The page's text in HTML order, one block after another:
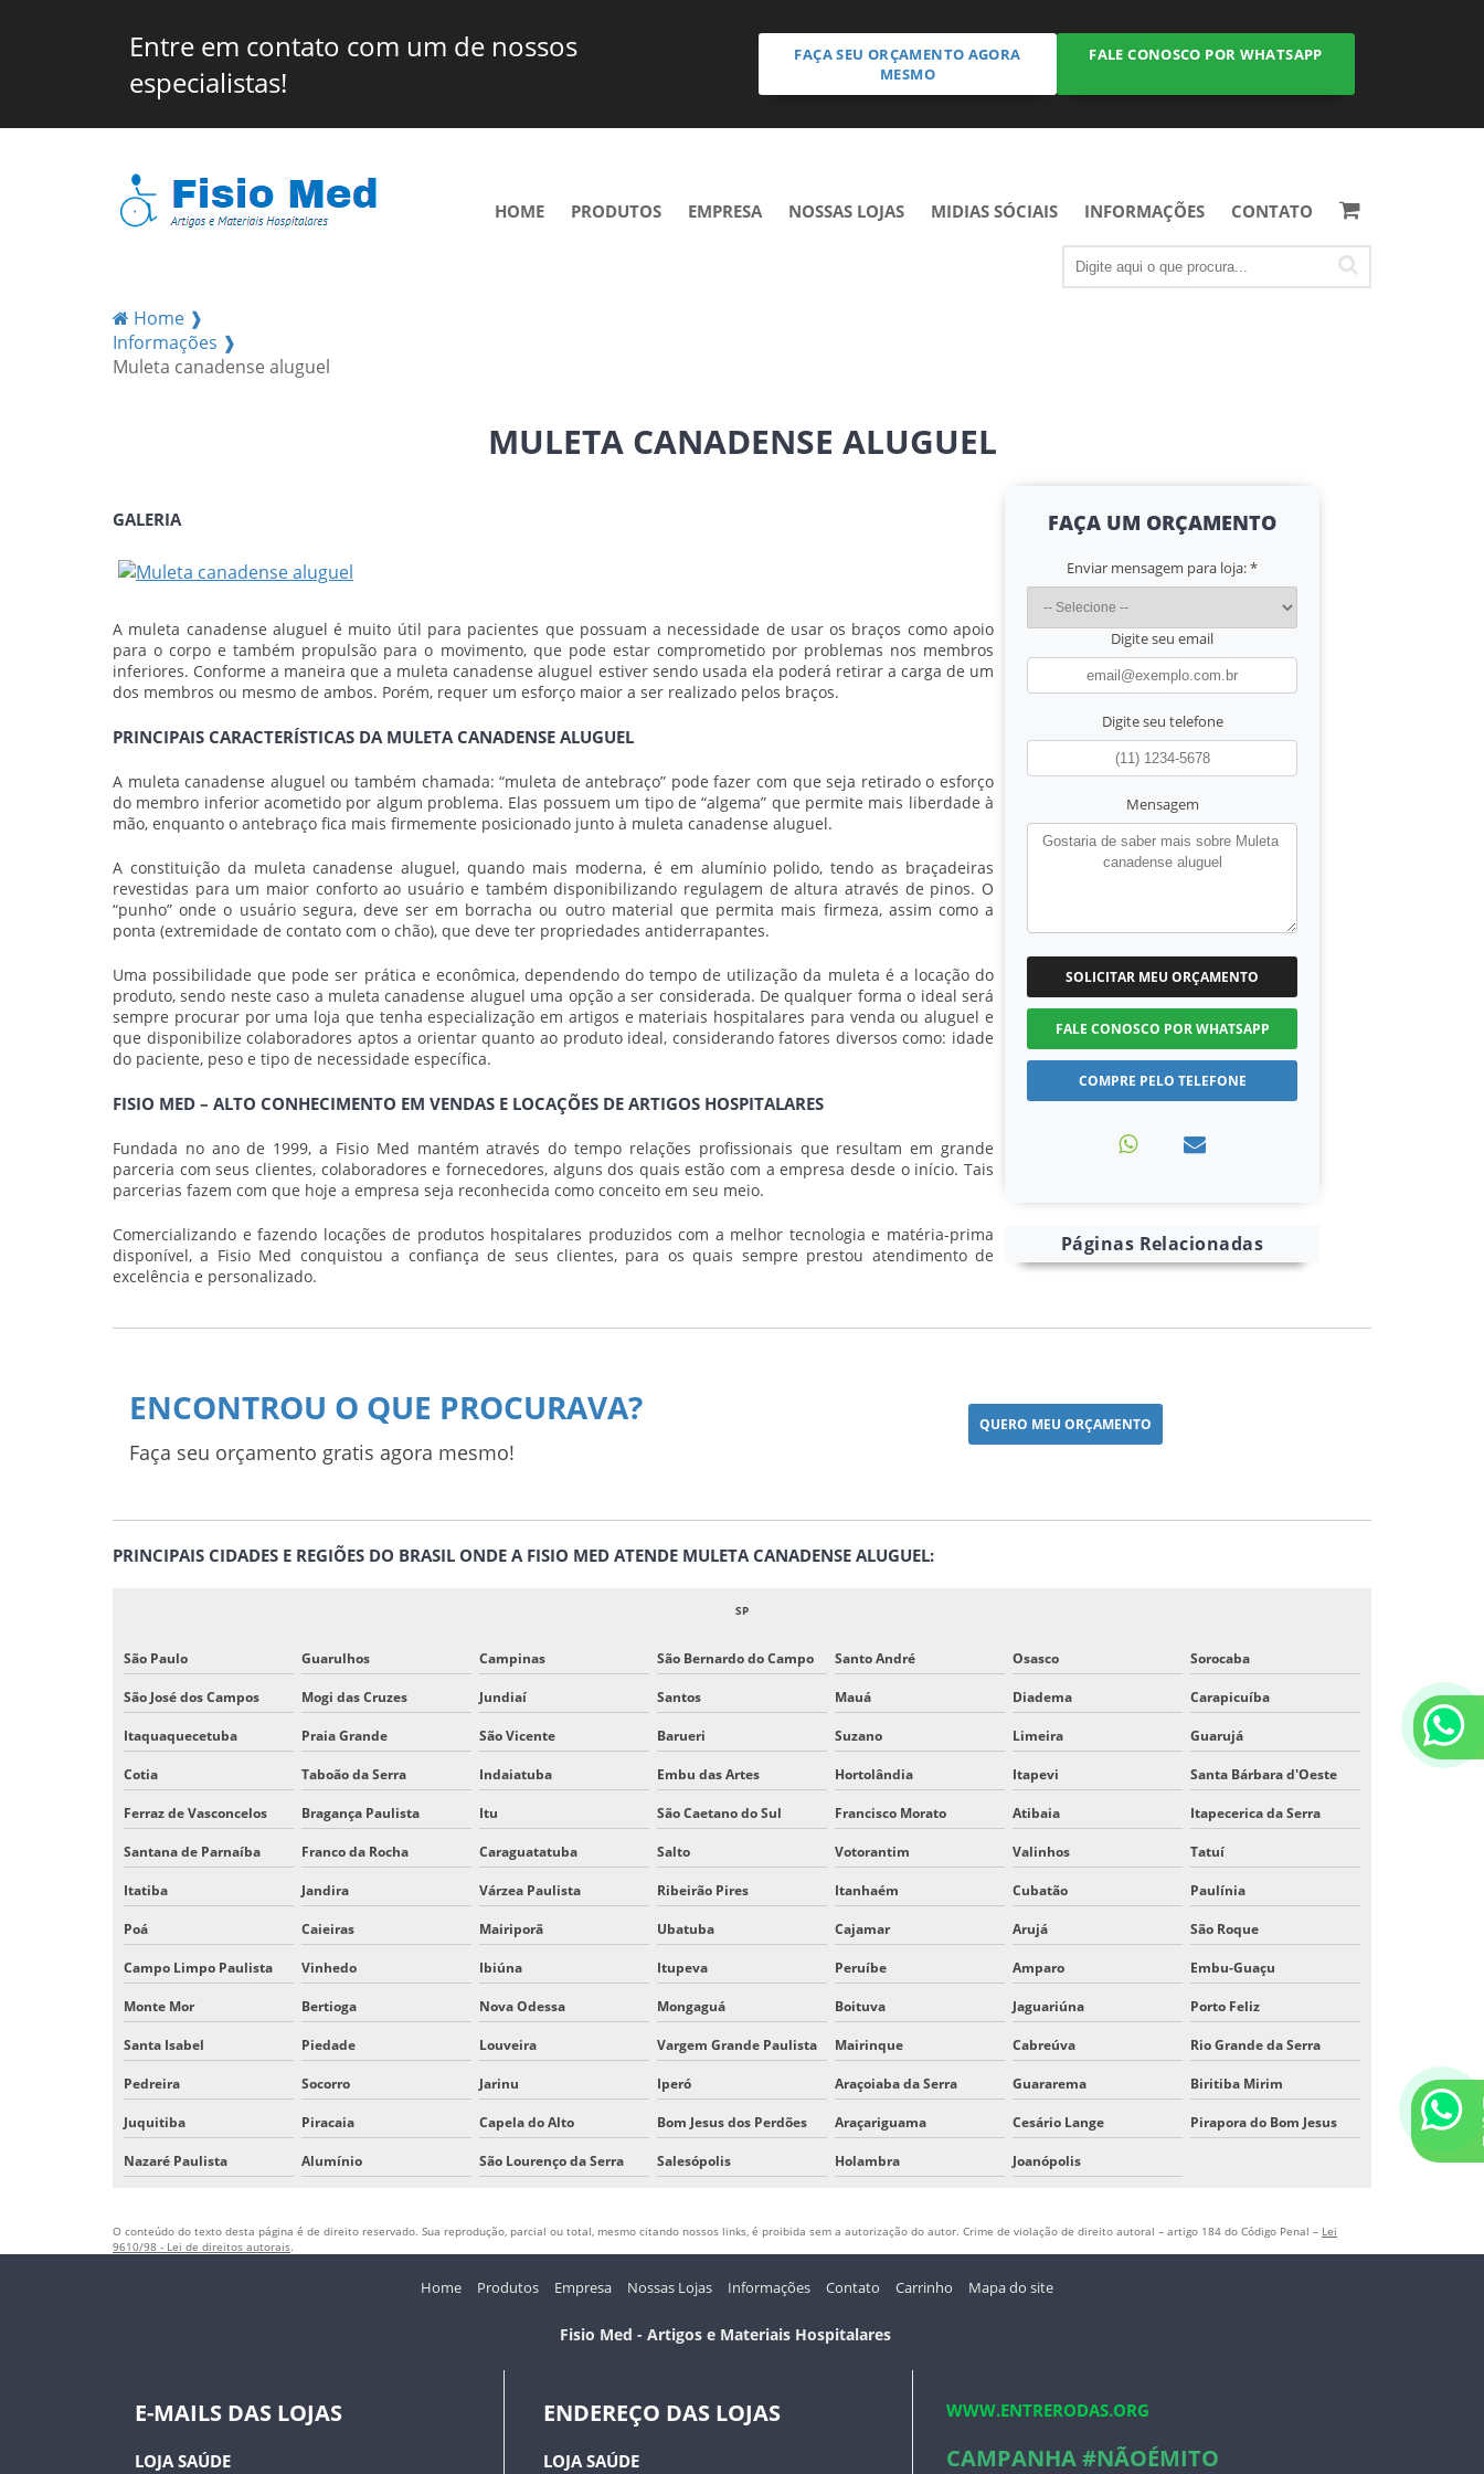
Entre em contato com um de nossos
especialistas!
FAÇA SEU ORÇAMENTO AGORA
MESMO
FALE CONOSCO POR WHATSAPP
HOME PRODUTOS EMPRESA NOSSAS LOJAS MIDIAS SÓCIAIS INFORMAÇÕES CONTATO
Home ❱
Informações ❱
Muleta canadense aluguel
MULETA CANADENSE ALUGUEL
GALERIA
A muleta canadense aluguel é muito útil para pacientes que possuam a necessidade de usar os braços como apoio
para o corpo e também propulsão para o movimento, que pode estar comprometido por problemas nos membros
inferiores. Conforme a maneira que a muleta canadense aluguel estiver sendo usada ela poderá retirar a carga de um
dos membros ou mesmo de ambos. Porém, requer um esforço maior a ser realizado pelos braços.
PRINCIPAIS CARACTERÍSTICAS DA MULETA CANADENSE ALUGUEL
A muleta canadense aluguel ou também chamada: “muleta de antebraço” pode fazer com que seja retirado o esforço
do membro inferior acometido por algum problema. Elas possuem um tipo de “algema” que permite mais liberdade à
mão, enquanto o antebraço fica mais firmemente posicionado junto à muleta canadense aluguel.
A constituição da muleta canadense aluguel, quando mais moderna, é em alumínio polido, tendo as braçadeiras
revestidas para um maior conforto ao usuário e também disponibilizando regulagem de altura através de pinos. O
“punho” onde o usuário segura, deve ser em borracha ou outro material que permita mais firmeza, assim como a
ponta (extremidade de contato com o chão), que deve ter propriedades antiderrapantes.
Uma possibilidade que pode ser prática e econômica, dependendo do tempo de utilização da muleta é a locação do
produto, sendo neste caso a muleta canadense aluguel uma opção a ser considerada. De qualquer forma o ideal será
sempre procurar por uma loja que tenha especialização em artigos e materiais hospitalares para venda ou aluguel e
que disponibilize colaboradores aptos a orientar quanto ao produto ideal, considerando fatores diversos como: idade
do paciente, peso e tipo de necessidade específica.
FISIO MED – ALTO CONHECIMENTO EM VENDAS E LOCAÇÕES DE ARTIGOS HOSPITALARES
Fundada no ano de 1999, a Fisio Med mantém através do tempo relações profissionais que resultam em grande
parceria com seus clientes, colaboradores e fornecedores, alguns dos quais estão com a empresa desde o início. Tais
parcerias fazem com que hoje a empresa seja reconhecida como conceito em seu meio.
Comercializando e fazendo locações de produtos hospitalares produzidos com a melhor tecnologia e matéria-prima
disponível, a Fisio Med conquistou a confiança de seus clientes, para os quais sempre prestou atendimento de
excelência e personalizado.
FAÇA UM ORÇAMENTO
Enviar mensagem para loja:*
Digite seu email
Digite seu telefone
Mensagem
SOLICITAR MEU ORÇAMENTO
FALE CONOSCO POR WHATSAPP
COMPRE PELO TELEFONE
Páginas Relacionadas
ENCONTROU O QUE PROCURAVA?
Faça seu orçamento gratis agora mesmo!
QUERO MEU ORÇAMENTO
PRINCIPAIS CIDADES E REGIÕES DO BRASIL ONDE A FISIO MED ATENDE MULETA CANADENSE ALUGUEL:
SP
São Paulo Guarulhos Campinas São Bernardo do Campo Santo André Osasco Sorocaba
São José dos Campos Mogi das Cruzes Jundiaí Santos Mauá Diadema Carapicuíba
Itaquaquecetuba Praia Grande São Vicente Barueri Suzano Limeira Guarujá
Cotia Taboão da Serra Indaiatuba Embu das Artes Hortolândia Itapevi Santa Bárbara d'Oeste
Ferraz de Vasconcelos Bragança Paulista Itu São Caetano do Sul Francisco Morato Atibaia Itapecerica da Serra
Santana de Parnaíba Franco da Rocha Caraguatatuba Salto Votorantim Valinhos Tatuí
Itatiba Jandira Várzea Paulista Ribeirão Pires Itanhaém Cubatão Paulínia
Poá Caieiras Mairiporã Ubatuba Cajamar Arujá São Roque
Campo Limpo Paulista Vinhedo Ibiúna Itupeva Peruíbe Amparo Embu-Guaçu
Monte Mor Bertioga Nova Odessa Mongaguá Boituva Jaguariúna Porto Feliz
Santa Isabel Piedade Louveira Vargem Grande Paulista Mairinque Cabreúva Rio Grande da Serra
Pedreira Socorro Jarinu Iperó Araçoiaba da Serra Guararema Biritiba Mirim
Juquitiba Piracaia Capela do Alto Bom Jesus dos Perdões Araçariguama Cesário Lange Pirapora do Bom Jesus
Nazaré Paulista Alumínio São Lourenço da Serra Salesópolis Holambra Joanópolis
O conteúdo do texto desta página é de direito reservado. Sua reprodução, parcial ou total, mesmo citando nossos links, é proibida sem a autorização do autor. Crime de violação de direito autoral – artigo 184 do Código Penal – Lei
9610/98 - Lei de direitos autorais.
Home Produtos Empresa Nossas Lojas Informações Contato Carrinho Mapa do site
Fisio Med - Artigos e Materiais Hospitalares
E-MAILS DAS LOJAS
LOJA SAÚDE
ENDEREÇO DAS LOJAS
LOJA SAÚDE
WWW.ENTRERODAS.ORG
CAMPANHA #NÃOÉMITO